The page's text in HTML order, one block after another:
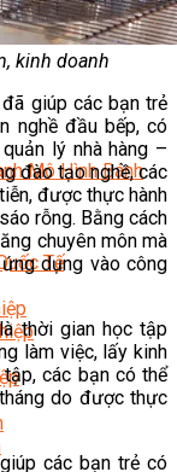
Mô Hình Bánh
Tế
kinh doanh
giúp các bạn trẻ
nghề đầu bếp, có
lý nhà hàng –
đào tạo nghề, các
được thực hành
rỗng. Bằng cách
chuyên môn mà
dụng vào công
thời gian học tập
làm việc, lấy kinh
các bạn có thể
do được thực
các bạn trẻ có